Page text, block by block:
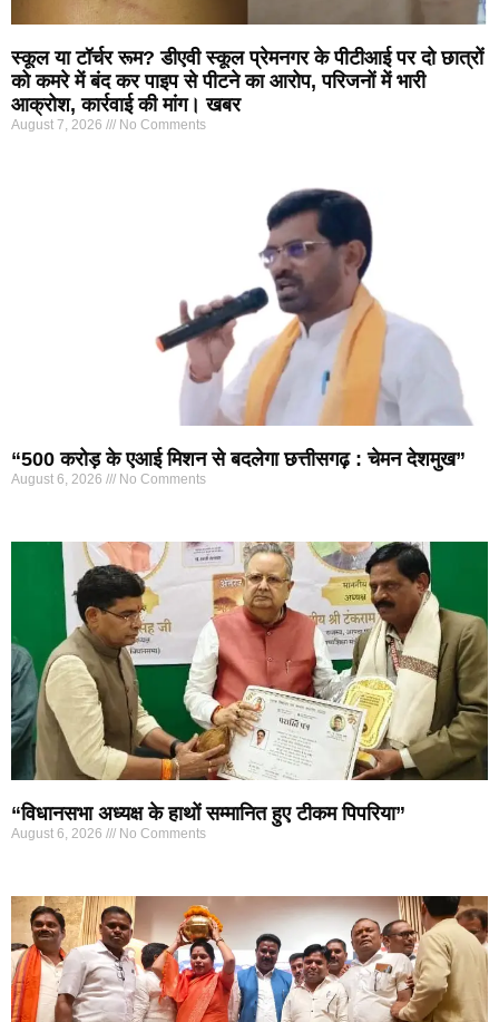
स्कूल या टॉर्चर रूम? डीएवी स्कूल प्रेमनगर के पीटीआई पर दो छात्रों
को कमरे में बंद कर पाइप से पीटने का आरोप, परिजनों में भारी
आक्रोश, कार्रवाई की मांग। खबर
August 7, 2026 No Comments
“500 करोड़ के एआई मिशन से बदलेगा छत्तीसगढ़ : चेमन देशमुख”
August 6, 2026 No Comments
“विधानसभा अध्यक्ष के हाथों सम्मानित हुए टीकम पिपरिया”
August 6, 2026 No Comments